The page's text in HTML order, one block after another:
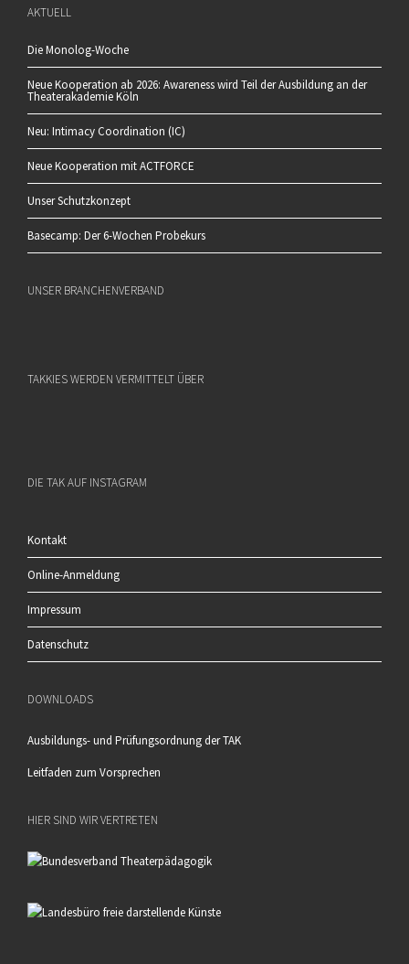
AKTUELL
Die Monolog-Woche
Neue Kooperation ab 2026: Awareness wird Teil der Ausbildung an der
Theaterakademie Köln
Neu: Intimacy Coordination (IC)
Neue Kooperation mit ACTFORCE
Unser Schutzkonzept
Basecamp: Der 6-Wochen Probekurs
UNSER BRANCHENVERBAND
TAKKIES WERDEN VERMITTELT ÜBER
DIE TAK AUF INSTAGRAM
Kontakt
Online-Anmeldung
Impressum
Datenschutz
DOWNLOADS
Ausbildungs- und Prüfungsordnung der TAK
Leitfaden zum Vorsprechen
HIER SIND WIR VERTRETEN